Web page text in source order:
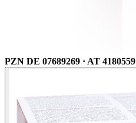
PZN DE 07689269 · AT 4180559